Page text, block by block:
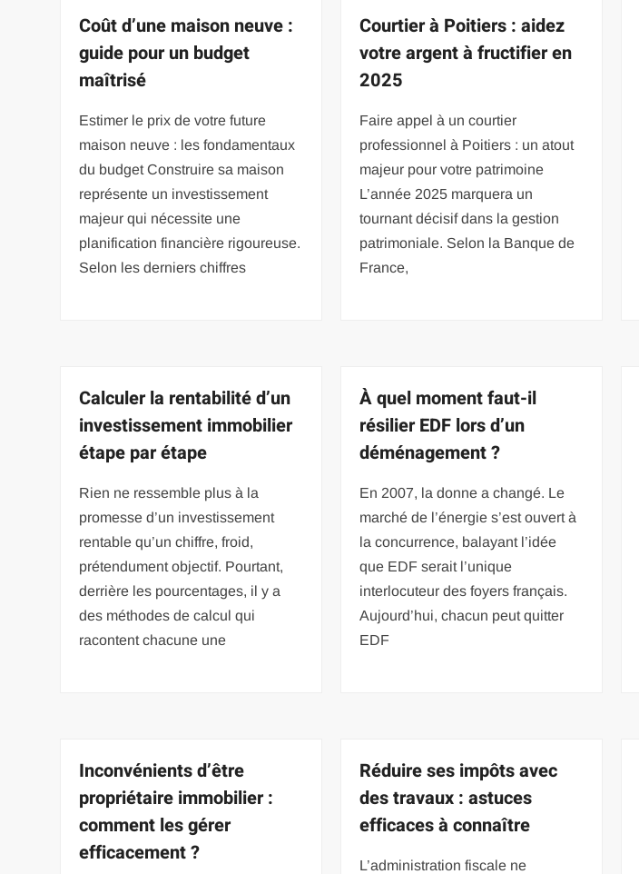
Coût d’une maison neuve :
guide pour un budget
maîtrisé
Estimer le prix de votre future
maison neuve : les fondamentaux
du budget Construire sa maison
représente un investissement
majeur qui nécessite une
planification financière rigoureuse.
Selon les derniers chiffres
Courtier à Poitiers : aidez
votre argent à fructifier en
2025
Faire appel à un courtier
professionnel à Poitiers : un atout
majeur pour votre patrimoine
L’année 2025 marquera un
tournant décisif dans la gestion
patrimoniale. Selon la Banque de
France,
Calculer la rentabilité d’un
investissement immobilier
étape par étape
Rien ne ressemble plus à la
promesse d’un investissement
rentable qu’un chiffre, froid,
prétendument objectif. Pourtant,
derrière les pourcentages, il y a
des méthodes de calcul qui
racontent chacune une
À quel moment faut-il
résilier EDF lors d’un
déménagement ?
En 2007, la donne a changé. Le
marché de l’énergie s’est ouvert à
la concurrence, balayant l’idée
que EDF serait l’unique
interlocuteur des foyers français.
Aujourd’hui, chacun peut quitter
EDF
Inconvénients d’être
propriétaire immobilier :
comment les gérer
efficacement ?
Réduire ses impôts avec
des travaux : astuces
efficaces à connaître
L’administration fiscale ne